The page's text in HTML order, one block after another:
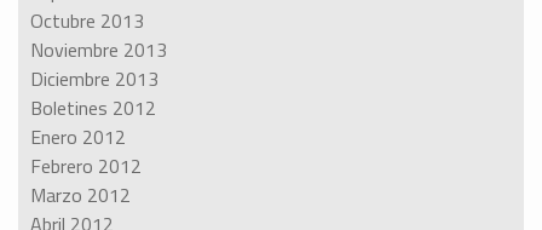
Octubre 2013
Noviembre 2013
Diciembre 2013
Boletines 2012
Enero 2012
Febrero 2012
Marzo 2012
Abril 2012